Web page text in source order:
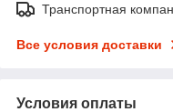
Транспортная
Все условия доставки
Условия оплаты